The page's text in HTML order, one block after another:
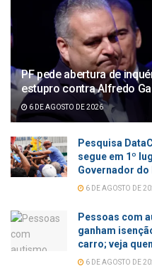
PF pede abertura de
estupro contra Alfredo
6 DE AGOSTO DE 2026
Pesquisa
segue em 1º
Governador do
6 DE AGOSTO DE
Pessoas com
ganham
carro; veja
6 DE AGOSTO DE